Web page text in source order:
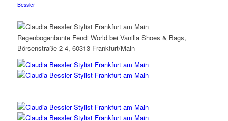
Bessler
Regenbogenbunte Fendi World bei Vanilla Shoes & Bags,
Börsenstraße 2-4, 60313 Frankfurt/Main